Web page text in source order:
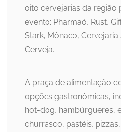
oito cervejarias da região
evento: Pharmaó, Rust,
Stark, Mônaco, Cervejaria
Cerveja.
A praça de alimentação
opções gastronômicas,
hot-dog, hambúrgueres,
churrasco, pastéis,